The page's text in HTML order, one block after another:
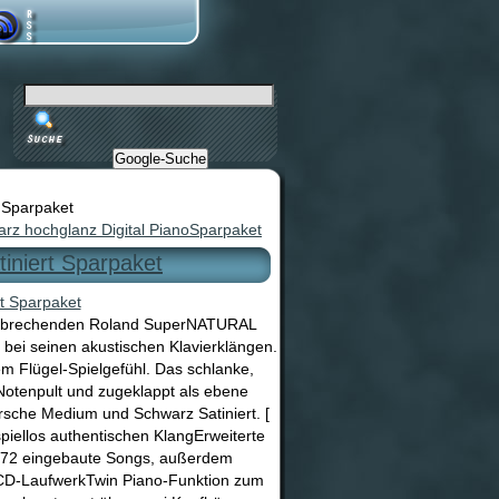
hochglanz Digital PianoSparpaket
Sparpaket
Roland SuperNATURAL
seinen akustischen Klavierklängen.
Flügel-Spielgefühl. Das schlanke,
und zugeklappt als ebene
Medium und Schwarz Satiniert. [
authentischen KlangErweiterte
eingebaute Songs, außerdem
LaufwerkTwin Piano-Funktion zum
Google-Suche